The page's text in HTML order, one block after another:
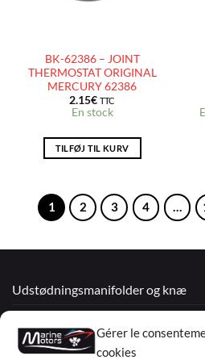
Gérer le
cookies
BK-62386 – JOINT
THERMOSTAT ORIGINAL
MERCURY 62386
2.15€ TTC
En stock
TILFØJ TIL KURV
1 2 3 4 …
Udstødningsmanifolder og knæ
Mercruiser